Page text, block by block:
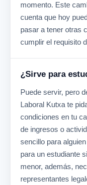
momento. Este
cuenta que hoy
pasar a tener otras
cumplir el requisito
¿Sirve para
Puede servir, pero
Laboral Kutxa te
condiciones en tu
de ingresos o
sencillo para
para un estudiante
menor, además,
representantes